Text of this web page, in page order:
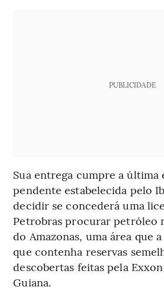
PUBLICIDADE
Sua entrega cumpre a última
pendente estabelecida pelo
decidir se concederá uma
Petrobras procurar petróleo
do Amazonas, uma área que
que contenha reservas
descobertas feitas pela
Guiana.